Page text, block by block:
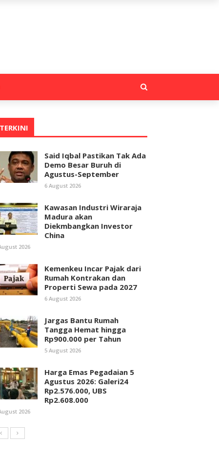
TERKINI
Said Iqbal Pastikan Tak Ada
Demo Besar Buruh di
Agustus-September
6 August 2026
Kawasan Industri Wiraraja
Madura akan
Diekmbangkan Investor
China
2026
Kemenkeu Incar Pajak dari
Rumah Kontrakan dan
Properti Sewa pada 2027
6 August 2026
Jargas Bantu Rumah
Tangga Hemat hingga
Rp900.000 per Tahun
5 August 2026
Harga Emas Pegadaian 5
Agustus 2026: Galeri24
Rp2.576.000, UBS
Rp2.608.000
2026